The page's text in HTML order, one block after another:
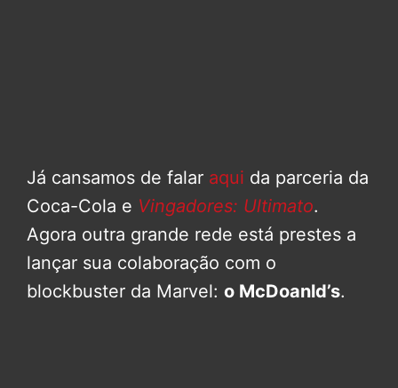
Já cansamos de falar aqui da parceria da
Coca-Cola e Vingadores: Ultimato.
Agora outra grande rede está prestes a
lançar sua colaboração com o
blockbuster da Marvel: o McDoanld’s.